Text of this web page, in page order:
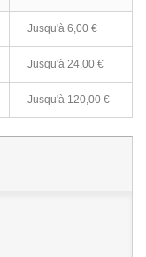
Jusqu'à 6,00 €
Jusqu'à 24,00 €
Jusqu'à 120,00 €